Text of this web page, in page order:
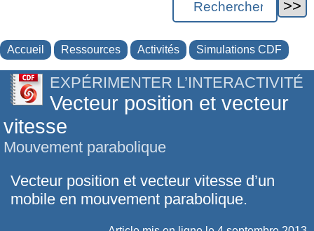
Accueil Ressources Activités Simulations CDF
EXPÉRIMENTER L’INTERACTIVITÉ
Vecteur position et vecteur
vitesse
Mouvement parabolique
Vecteur position et vecteur vitesse d’un
mobile en mouvement parabolique.